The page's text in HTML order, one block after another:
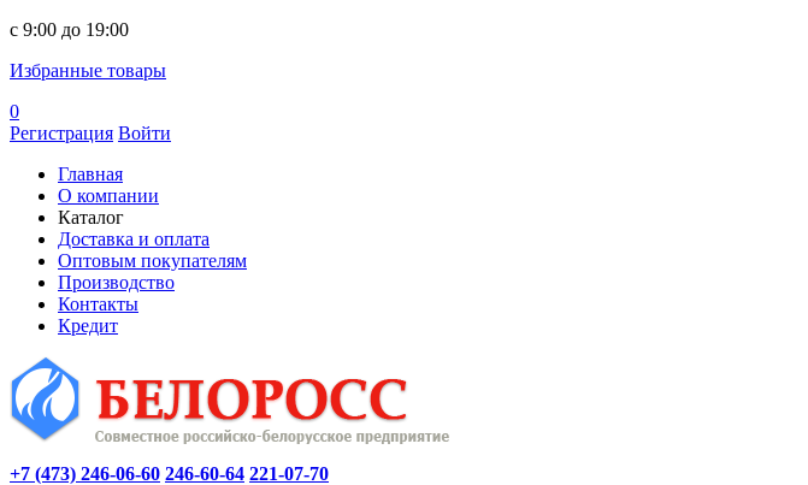
c 9:00 до 19:00
Избранные товары
0
Регистрация Войти
Главная
О компании
Каталог
Доставка и оплата
Оптовым покупателям
Производство
Контакты
Кредит
+7 (473) 246-06-60 246-60-64 221-07-70